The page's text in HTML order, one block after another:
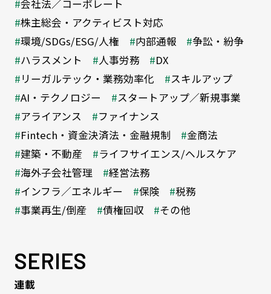
会社法／コーポレート
株主総会・アクティビスト対応
環境/SDGs/ESG/人権
内部通報
争訟・紛争
ハラスメント
人事労務
DX
リーガルテック・業務効率化
スキルアップ
AI・テクノロジー
スタートアップ／新規事業
アライアンス
ファイナンス
Fintech・資金決済法・金融規制
金商法
建築・不動産
ライフサイエンス/ヘルスケア
海外子会社管理
経営法務
インフラ／エネルギー
保険
税務
事業再生/倒産
債権回収 その他
SERIES
連載